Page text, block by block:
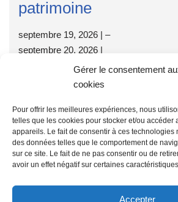
Gérer le consentement
cookies
Pour offrir les meilleures expériences, nous
telles que les cookies pour stocker et/ou accéder
appareils. Le fait de consentir à ces technologies
des données telles que le comportement de
sur ce site. Le fait de ne pas consentir ou de
avoir un effet négatif sur certaines
Accepter
patrimoine
septembre 19, 2026 | –
septembre 20, 2026 |
vous ne l’habitez pas (cotisation annuelle